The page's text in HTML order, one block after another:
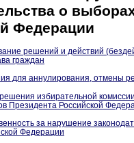
о
Федерации
решений и действий
граждан
для аннулирования, отмены
избирательной
Президента Российской
за нарушение
Федерации